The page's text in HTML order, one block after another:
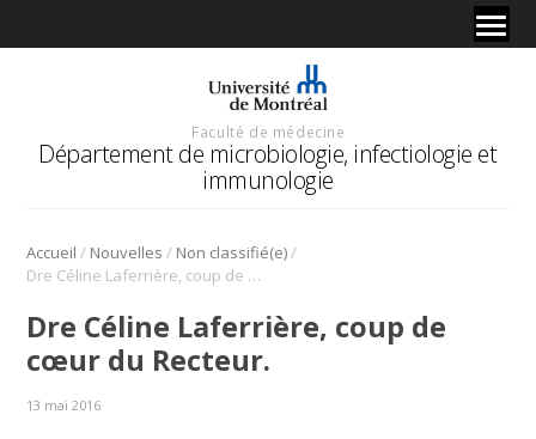
Faculté de médecine
Département de microbiologie, infectiologie et
immunologie
Accueil / Nouvelles / Non classifié(e)/
Dre Céline Laferrière, coup de cœur du Recteur.
Dre Céline Laferrière, coup de
cœur du Recteur.
13 mai 2016